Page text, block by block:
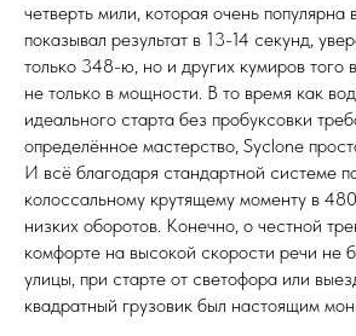
четверть мили, которая очень популярна
показывал результат в 13-14 секунд,
только 348-ю, но и других кумиров того
не только в мощности. В то время как
идеального старта без пробуксовки
определённое мастерство, Syclone
И всё благодаря стандартной системе
колоссальному крутящему моменту в
низких оборотов. Конечно, о честной
комфорте на высокой скорости речи не
улицы, при старте от светофора или
квадратный грузовик был настоящим